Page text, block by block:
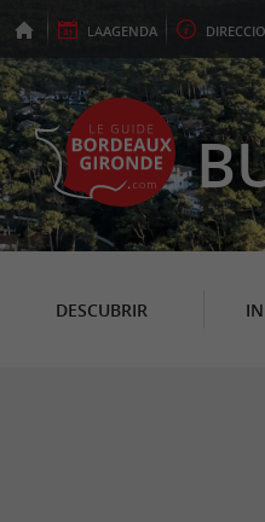
LAAGENDA
DESCUBRIR